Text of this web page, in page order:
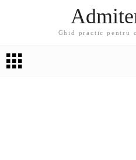
Ghid practic pentru